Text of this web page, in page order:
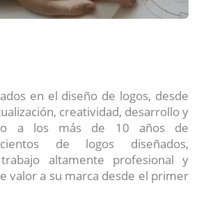
en el diseño de logos, desde
creatividad, desarrollo y
a los más de 10 años de
de logos diseñados,
altamente profesional y
valor a su marca desde el primer